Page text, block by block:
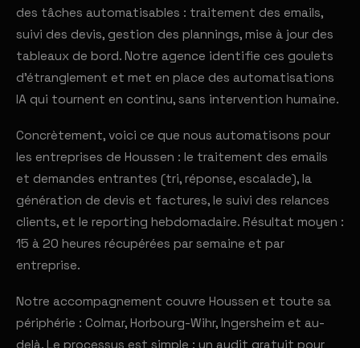
des tâches automatisables : traitement des emails,
suivi des devis, gestion des plannings, mise à jour des
tableaux de bord. Notre agence identifie ces goulets
d'étranglement et met en place des automatisations
IA qui tournent en continu, sans intervention humaine.
Concrètement, voici ce que nous automatisons pour
les entreprises de Houssen : le traitement des emails
et demandes entrantes (tri, réponse, escalade), la
génération de devis et factures, le suivi des relances
clients, et le reporting hebdomadaire. Résultat moyen :
15 à 20 heures récupérées par semaine et par
entreprise.
Notre accompagnement couvre Houssen et toute sa
périphérie : Colmar, Horbourg-Wihr, Ingersheim et au-
delà. Le processus est simple : un audit gratuit pour